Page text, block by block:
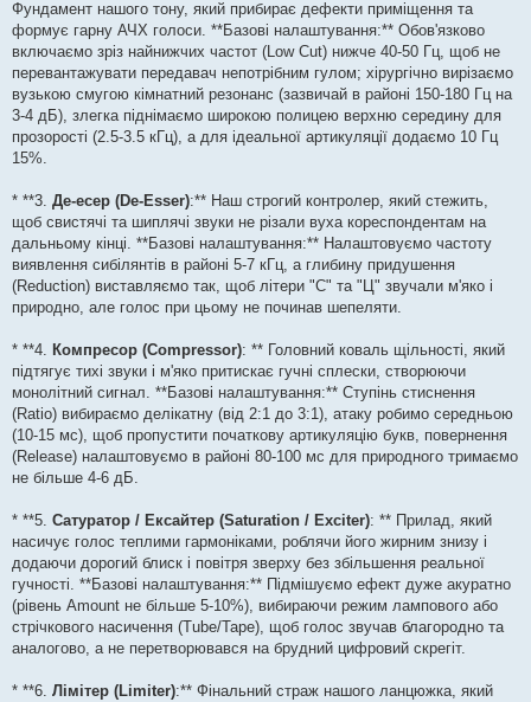
Фундамент нашого тону, який прибирає дефекти приміщення та
формує гарну АЧХ голоси. **Базові налаштування:** Обов'язково
включаємо зріз найнижчих частот (Low Cut) нижче 40-50 Гц, щоб не
перевантажувати передавач непотрібним гулом; хірургічно вирізаємо
вузькою смугою кімнатний резонанс (зазвичай в районі 150-180 Гц на
3-4 дБ), злегка піднімаємо широкою полицею верхню середину для
прозорості (2.5-3.5 кГц), а для ідеальної артикуляції додаємо 10 Гц
15%.
* **3. Де-есер (De-Esser):** Наш строгий контролер, який стежить,
щоб свистячі та шиплячі звуки не різали вуха кореспондентам на
дальньому кінці. **Базові налаштування:** Налаштовуємо частоту
виявлення сибілянтів в районі 5-7 кГц, а глибину придушення
(Reduction) виставляємо так, щоб літери "С" та "Ц" звучали м'яко і
природно, але голос при цьому не починав шепеляти.
* **4. Компресор (Compressor): ** Головний коваль щільності, який
підтягує тихі звуки і м'яко притискає гучні сплески, створюючи
монолітний сигнал. **Базові налаштування:** Ступінь стиснення
(Ratio) вибираємо делікатну (від 2:1 до 3:1), атаку робимо середньою
(10-15 мс), щоб пропустити початкову артикуляцію букв, повернення
(Release) налаштовуємо в районі 80-100 мс для природного тримаємо
не більше 4-6 дБ.
* **5. Сатуратор / Ексайтер (Saturation / Exciter): ** Прилад, який
насичує голос теплими гармоніками, роблячи його жирним знизу і
додаючи дорогий блиск і повітря зверху без збільшення реальної
гучності. **Базові налаштування:** Підмішуємо ефект дуже акуратно
(рівень Amount не більше 5-10%), вибираючи режим лампового або
стрічкового насичення (Tube/Tape), щоб голос звучав благородно та
аналогово, а не перетворювався на брудний цифровий скрегіт.
* **6. Лімітер (Limiter):** Фінальний страж нашого ланцюжка, який